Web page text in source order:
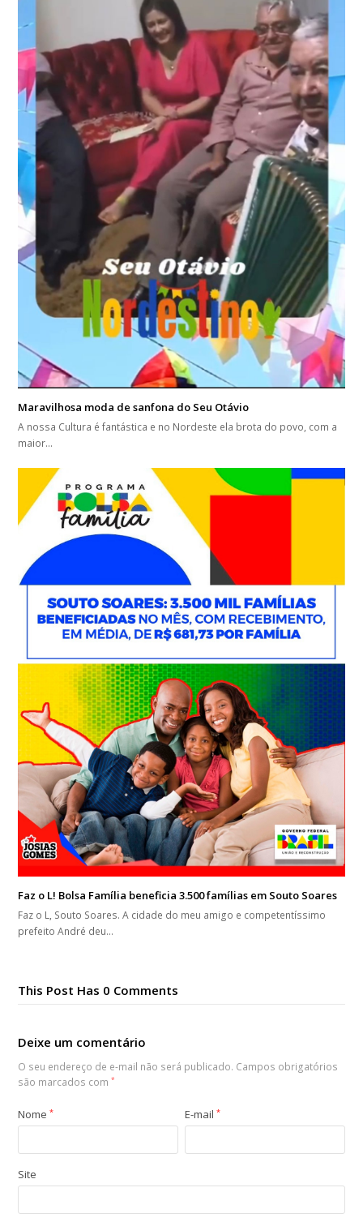
Maravilhosa moda de sanfona do Seu Otávio
A nossa Cultura é fantástica e no Nordeste ela brota do povo, com a
maior…
Faz o L! Bolsa Família beneficia 3.500 famílias em Souto Soares
Faz o L, Souto Soares. A cidade do meu amigo e competentíssimo
prefeito André deu…
This Post Has 0 Comments
Deixe um comentário
O seu endereço de e-mail não será publicado. Campos obrigatórios
são marcados com*
Nome* E-mail*
Site